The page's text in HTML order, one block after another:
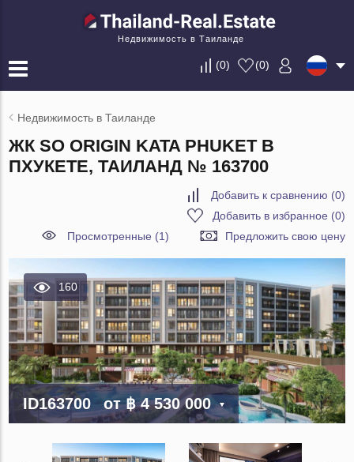
Недвижимость в Таиланде
(0) (0)
Недвижимость в Таиланде
ЖК SO ORIGIN KATA PHUKET В
ПХУКЕТЕ, ТАИЛАНД № 163700
Добавить к сравнению (0)
Добавить в избранное (0)
Просмотренные (1)
Предложить свою цену
160
ID163700 от฿ 4 530 000